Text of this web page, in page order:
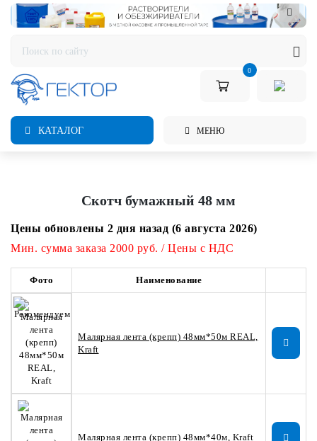
0
КАТАЛОГ МЕНЮ
Скотч бумажный 48 мм
Цены обновлены 2 дня назад (6 августа 2026)
Мин. сумма заказа 2000 руб. / Цены с НДС
Фото Наименование
Малярная лента (крепп) 48мм*50м REAL,
Kraft
Малярная лента (крепп) 48мм*40м, Kraft